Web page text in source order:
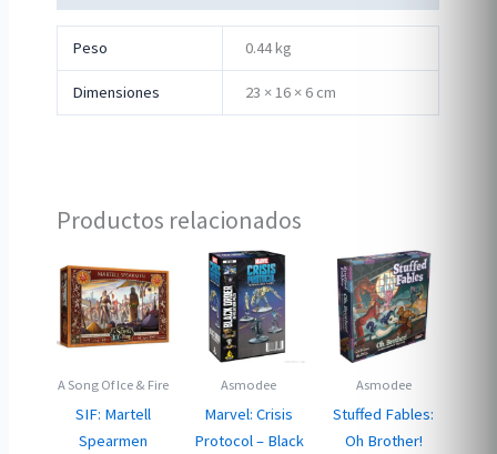
Peso 0.44 kg
Dimensiones 23 × 16 × 6 cm
Productos relacionados
A Song Of Ice & Fire
SIF: Martell
Spearmen
Asmodee
Marvel: Crisis
Protocol – Black
Asmodee
Stuffed Fables:
Oh Brother!